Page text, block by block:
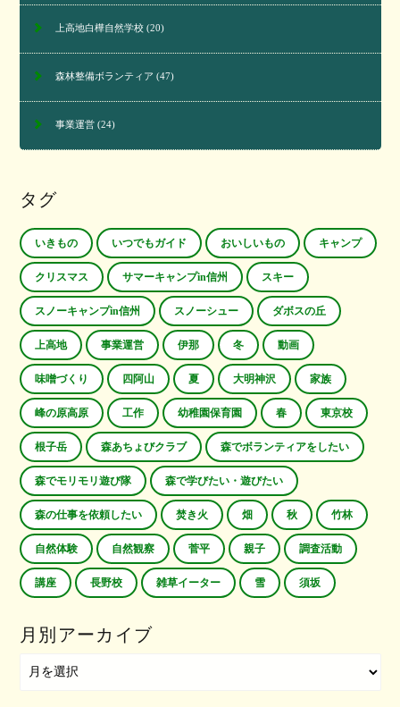
上高地白樺自然学校(20)
森林整備ボランティア (47)
事業運営(24)
タグ
いきもの いつでもガイド おいしいもの キャンプ
クリスマス サマーキャンプin信州 スキー
スノーキャンプin信州 スノーシュー ダボスの丘
上高地 事業運営 伊那 冬 動画
味噌づくり 四阿山 夏 大明神沢 家族
峰の原高原 工作 幼稚園保育園 春 東京校
根子岳 森あちょびクラブ 森でボランティアをしたい
森でモリモリ遊び隊 森で学びたい・遊びたい
森の仕事を依頼したい 焚き火 畑 秋 竹林
自然体験 自然観察 菅平 親子 調査活動
講座 長野校 雑草イーター 雪 須坂
月別アーカイブ